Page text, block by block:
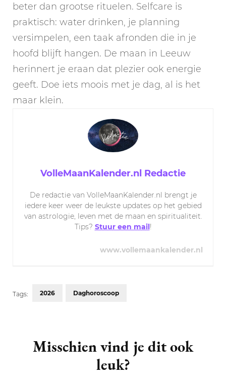
beter dan grootse rituelen. Selfcare is
praktisch: water drinken, je planning
versimpelen, een taak afronden die in je
hoofd blijft hangen. De maan in Leeuw
herinnert je eraan dat plezier ook energie
geeft. Doe iets moois met je dag, al is het
maar klein.
VolleMaanKalender.nl Redactie
De redactie van VolleMaanKalender.nl brengt je
iedere keer weer de leukste updates op het gebied
van astrologie, leven met de maan en spiritualiteit.
Tips? Stuur een mail !
www.vollemaankalender.nl
Tags: 2026 Daghoroscoop
Navigation
Misschien vind je dit ook
leuk?